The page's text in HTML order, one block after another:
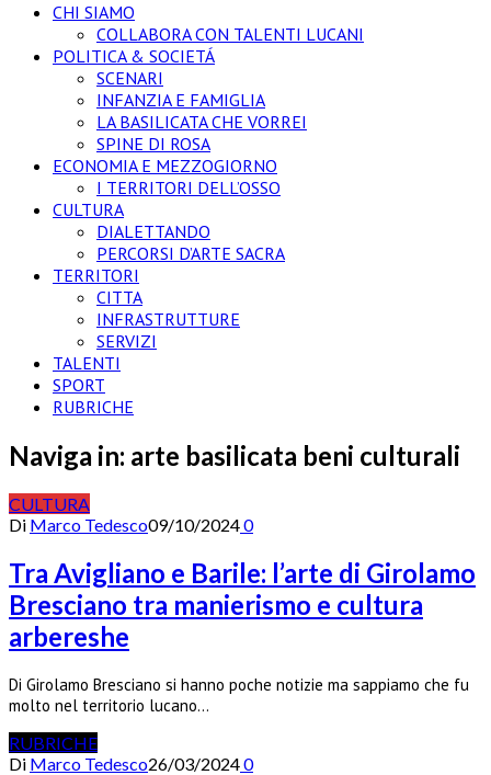
CHI SIAMO
COLLABORA CON TALENTI LUCANI
POLITICA & SOCIETÁ
SCENARI
INFANZIA E FAMIGLIA
LA BASILICATA CHE VORREI
SPINE DI ROSA
ECONOMIA E MEZZOGIORNO
I TERRITORI DELL’OSSO
CULTURA
DIALETTANDO
PERCORSI D’ARTE SACRA
TERRITORI
CITTA
INFRASTRUTTURE
SERVIZI
TALENTI
SPORT
RUBRICHE
Naviga in: arte basilicata beni culturali
CULTURA
Di Marco Tedesco09/10/20240
Tra Avigliano e Barile: l’arte di Girolamo
Bresciano tra manierismo e cultura
arbereshe
Di Girolamo Bresciano si hanno poche notizie ma sappiamo che fu
molto nel territorio lucano…
RUBRICHE
Di Marco Tedesco26/03/20240